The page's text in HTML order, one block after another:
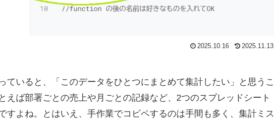
2025.10.16 2025.11.13
ていると、「このデータをひとつにまとめて集計したい」と思うこ
えば部署ごとの売上や月ごとの記録など、2つのスプレッドシート
すよね。とはいえ、手作業でコピペするのは手間も多く、集計ミス